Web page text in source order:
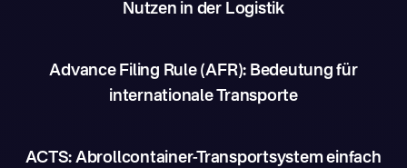
Nutzen in der Logistik
Advance Filing Rule (AFR): Bedeutung für
internationale Transporte
ACTS: Abrollcontainer-Transportsystem einfach